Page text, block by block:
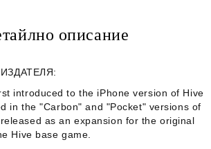
описание
introduced to the iPhone version of Hive
in the "Carbon" and "Pocket" versions of
as an expansion for the original
Hive base game.